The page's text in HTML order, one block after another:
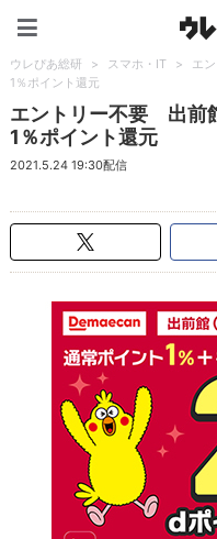
ウレぴあ総研 > スマホ・IT >
エ
1％ポイント還元
エントリー不要 出前
1％ポイント還元
2021.5.24 19:30配信